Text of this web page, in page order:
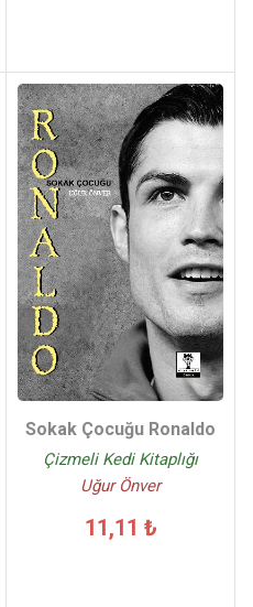
Sokak Çocuğu Ronaldo
Çizmeli Kedi Kitaplığı
Uğur Önver
11,11 ₺